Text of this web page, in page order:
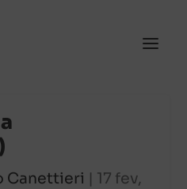
Canettieri | 17 fev,